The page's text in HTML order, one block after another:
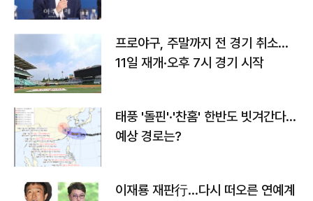
프로야구, 주말까지 전 경기 취소…
11일 재개·오후 7시 경기 시작
태풍 '돌핀'·'찬홈' 한반도 빗겨간다…
예상 경로는?
이재룡 재판行…다시 떠오른 연예계